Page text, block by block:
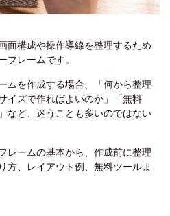
面構成や操作導線を整理するため
フレームです。
ムを作成する場合、「何から整理
イズで作ればよいのか」「無料
など、迷うことも多いのではない
レームの基本から、作成前に整理
方、レイアウト例、無料ツールま